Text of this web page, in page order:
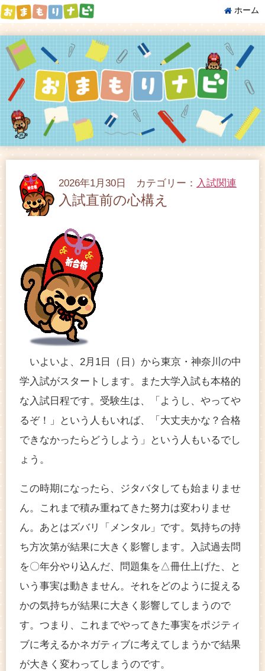
ホーム
2026年1月30日 カテゴリー： 入試関連
入試直前の心構え
いよいよ、2月1日（日）から東京・神奈川の中
学入試がスタートします。また大学入試も本格的
な入試日程です。受験生は、「ようし、やってや
るぞ！」という人もいれば、「大丈夫かな？合格
できなかったらどうしよう」という人もいるでし
ょう。
この時期になったら、ジタバタしても始まりませ
ん。これまで積み重ねてきた努力は変わりませ
ん。あとはズバリ「メンタル」です。気持ちの持
ち方次第が結果に大きく影響します。入試過去問
を〇年分やり込んだ、問題集を△冊仕上げた、と
いう事実は動きません。それをどのように捉える
かの気持ちが結果に大きく影響してしまうので
す。つまり、これまでやってきた事実をポジティ
ブに考えるかネガティブに考えてしまうかで結果
が大きく変わってしまうのです。